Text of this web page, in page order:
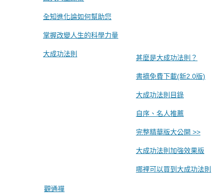
全知進化論如何幫助您
掌握改變人生的科學力量
大成功法則 甚麼是大成功法則？
書摘免費下載(新2.0版)
大成功法則目錄
自序、名人推薦
完整精華版大公開 >>
大成功法則加強效果版
哪裡可以買到大成功法則
觀通禪